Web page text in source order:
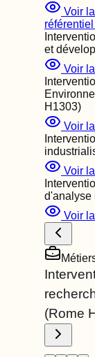
Voir
et
Voir
H1303)
Voir
Voir
d'analyse
Voir
(Rome